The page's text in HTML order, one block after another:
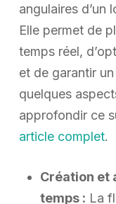
angulaires d’un
Elle permet de
temps réel,
et de garantir
quelques
approfondir ce
article complet.
Création et
temps : La